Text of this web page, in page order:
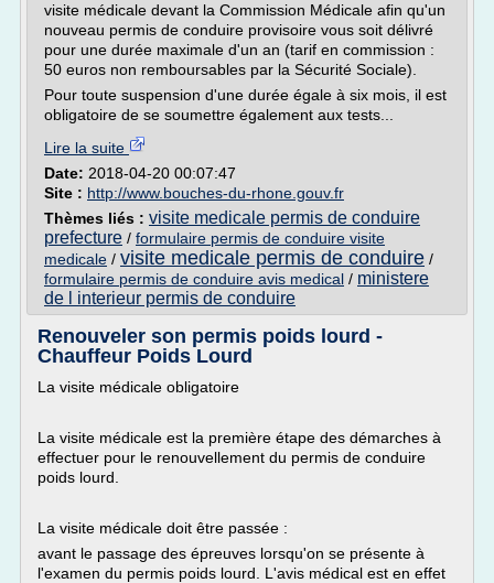
visite médicale devant la Commission Médicale afin qu'un
nouveau permis de conduire provisoire vous soit délivré
pour une durée maximale d'un an (tarif en commission :
50 euros non remboursables par la Sécurité Sociale).
Pour toute suspension d'une durée égale à six mois, il est
obligatoire de se soumettre également aux tests...
Lire la suite
Date: 2018-04-20 00:07:47
Site : http://www.bouches-du-rhone.gouv.fr
Thèmes liés : visite medicale permis de conduire
prefecture / formulaire permis de conduire visite
medicale / visite medicale permis de conduire /
formulaire permis de conduire avis medical / ministere
de l interieur permis de conduire
Renouveler son permis poids lourd -
Chauffeur Poids Lourd
La visite médicale obligatoire
La visite médicale est la première étape des démarches à
effectuer pour le renouvellement du permis de conduire
poids lourd.
La visite médicale doit être passée :
avant le passage des épreuves lorsqu'on se présente à
l'examen du permis poids lourd. L'avis médical est en effet